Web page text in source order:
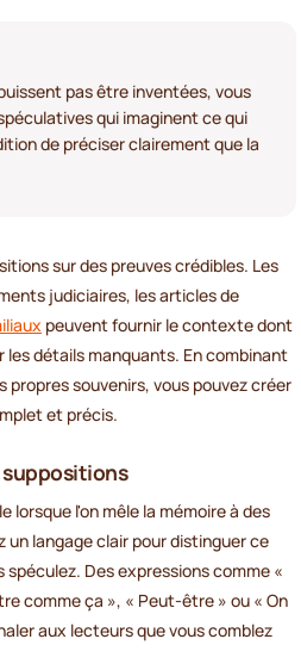
pas être inventées, vous
qui imaginent ce qui
de préciser clairement que la
sur des preuves crédibles. Les
judiciaires, les articles de
peuvent fournir le contexte dont
les détails manquants. En combinant
souvenirs, vous pouvez créer
et précis.
lorsque l'on mêle la mémoire à des
langage clair pour distinguer ce
spéculez. Des expressions comme «
comme ça », « Peut-être » ou « On
aux lecteurs que vous comblez